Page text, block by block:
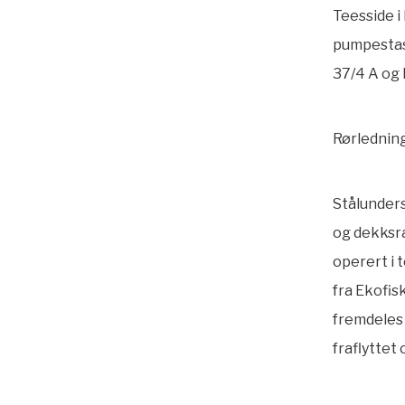
Teesside
37/4 A og
og
operert i
fra
fraflyttet